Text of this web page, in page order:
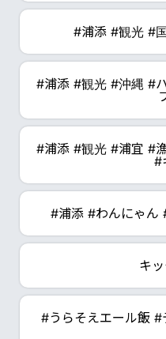
#浦添 #観光 #
#浦添 #観光 #沖縄 #
#浦添 #観光 #浦宜 #
#
#浦添 #わんにゃん
キ
#うらそえエール飯